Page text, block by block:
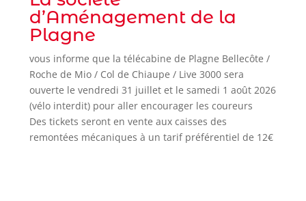
d’Aménagement de la
Plagne
vous informe que la télécabine de Plagne Bellecôte /
Roche de Mio / Col de Chiaupe / Live 3000 sera
ouverte le vendredi 31 juillet et le samedi 1 août 2026
(vélo interdit) pour aller encourager les coureurs
Des tickets seront en vente aux caisses des
remontées mécaniques à un tarif préférentiel de 12€